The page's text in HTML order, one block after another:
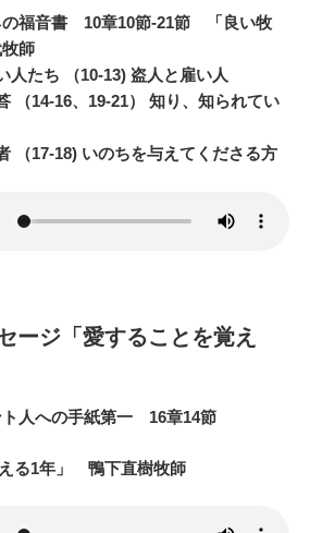
の福音書 10章10節-21節 「良い牧
師
人たち （10-13) 盗人と雇い人
（14-16、19-21） 知り、知られてい
（17-18) いのちを与えてくださる方
ージ「愛することを覚え
ト人への手紙第一 16章14節
える1年」 鴨下直樹牧師